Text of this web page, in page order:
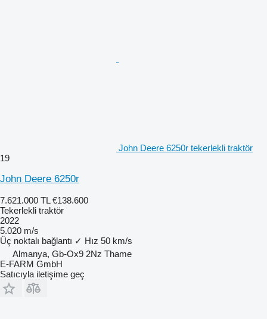
John Deere 6250r tekerlekli traktör
19
John Deere 6250r
7.621.000 TL €138.600
Tekerlekli traktör
2022
5.020 m/s
Üç noktalı bağlantı ✓ Hız 50 km/s
Almanya, Gb-Ox9 2Nz Thame
E-FARM GmbH
Satıcıyla iletişime geç